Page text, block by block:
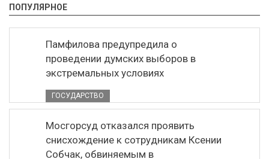
ПОПУЛЯРНОЕ
Памфилова предупредила о
проведении думских выборов в
экстремальных условиях
ГОСУДАРСТВО
Мосгорсуд отказался проявить
снисхождение к сотрудникам Ксении
Собчак, обвиняемым в